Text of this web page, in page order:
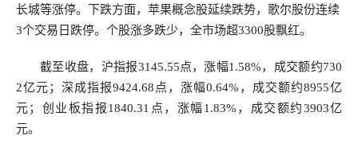
长城等涨停。下跌方面，苹果概念股延续跌势，歌尔股份连续
3个交易日跌停。个股涨多跌少，全市场超3300股飘红。
截至收盘，沪指报3145.55点，涨幅1.58%，成交额约730
2亿元；深成指报9424.68点，涨幅0.64%，成交额约8955亿
元；创业板指报1840.31点，涨幅1.83%，成交额约3903亿
元。